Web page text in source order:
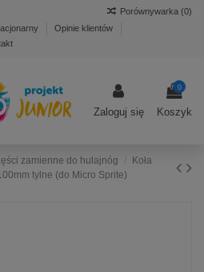
Opinie klientów
Porównywarka (0)
Zaloguj się
0
Koszyk
zamienne do hulajnóg
Koła
tylne (do Micro Sprite)